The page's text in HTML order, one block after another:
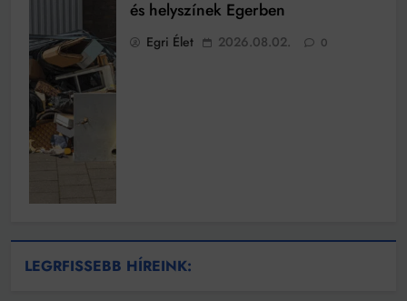
és helyszínek Egerben
Egri Élet 2026.08.02. 0
LEGRFISSEBB HÍREINK: